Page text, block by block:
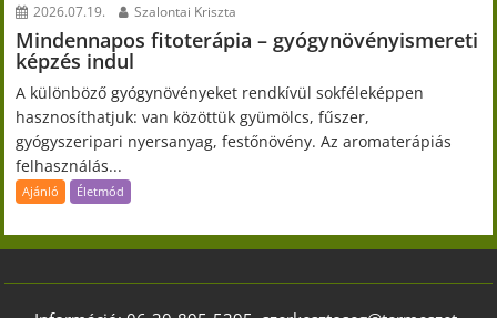
2026.07.19. Szalontai Kriszta
Mindennapos fitoterápia – gyógynövényismereti
képzés indul
A különböző gyógynövényeket rendkívül sokféleképpen
hasznosíthatjuk: van közöttük gyümölcs, fűszer,
gyógyszeripari nyersanyag, festőnövény. Az aromaterápiás
felhasználás...
Ajánló Életmód